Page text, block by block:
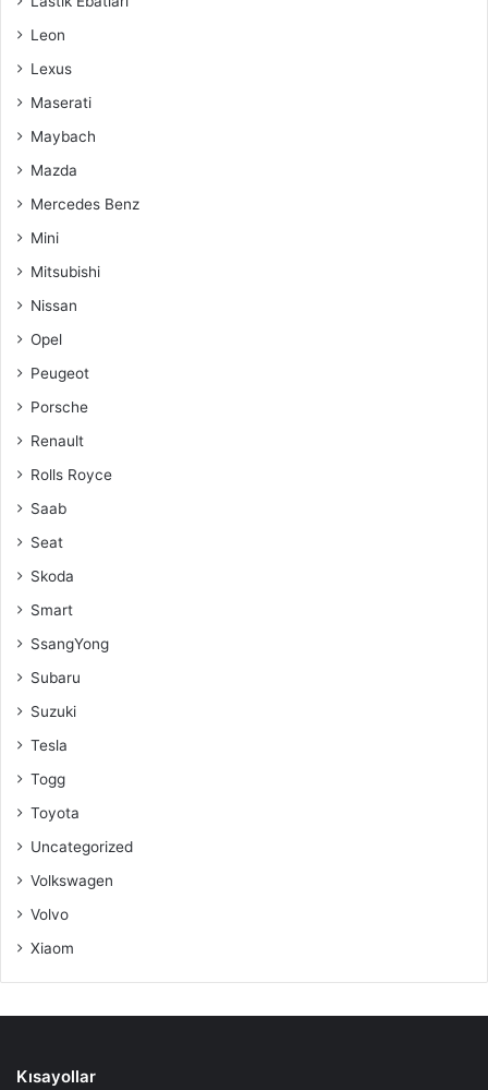
Leon
Lexus
Maserati
Maybach
Mazda
Mercedes Benz
Mini
Mitsubishi
Nissan
Opel
Peugeot
Porsche
Renault
Rolls Royce
Saab
Seat
Skoda
Smart
SsangYong
Subaru
Suzuki
Tesla
Togg
Toyota
Uncategorized
Volkswagen
Volvo
Xiaom
Kısayollar